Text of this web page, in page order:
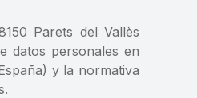
Parets del Vallès
datos personales en
y la normativa